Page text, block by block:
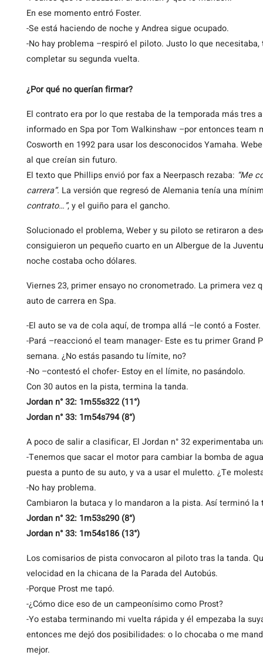
En ese momento entró Foster.
-Se está haciendo de noche y Andrea sigue ocupado.
-No hay problema –respiró el piloto. Justo lo que
completar su segunda vuelta.
¿Por qué no querían firmar?
El contrato era por lo que restaba de la temporada más tres
informado en Spa por Tom Walkinshaw –por entonces
Cosworth en 1992 para usar los desconocidos Yamaha.
al que creían sin futuro.
El texto que Phillips envió por fax a Neerpasch rezaba: “Me
carrera”. La versión que regresó de Alemania tenía una
contrato…”, y el guiño para el gancho.
Solucionado el problema, Weber y su piloto se retiraron a
consiguieron un pequeño cuarto en un Albergue de la
noche costaba ocho dólares.
Viernes 23, primer ensayo no cronometrado. La primera vez
auto de carrera en Spa.
-El auto se va de cola aquí, de trompa allá –le contó a Foster.
-Pará –reaccionó el team manager- Este es tu primer Grand
semana. ¿No estás pasando tu límite, no?
-No –contestó el chofer- Estoy en el límite, no pasándolo.
Con 30 autos en la pista, termina la tanda.
Jordan n° 32: 1m55s322 (11°)
Jordan n° 33: 1m54s794 (8°)
A poco de salir a clasificar, El Jordan n° 32 experimentaba
-Tenemos que sacar el motor para cambiar la bomba de
puesta a punto de su auto, y va a usar el muletto. ¿Te
-No hay problema.
Cambiaron la butaca y lo mandaron a la pista. Así terminó
Jordan n° 32: 1m53s290 (8°)
Jordan n° 33: 1m54s186 (13°)
Los comisarios de pista convocaron al piloto tras la tanda.
velocidad en la chicana de la Parada del Autobús.
-Porque Prost me tapó.
-¿Cómo dice eso de un campeonísimo como Prost?
-Yo estaba terminando mi vuelta rápida y él empezaba la
entonces me dejó dos posibilidades: o lo chocaba o me
mejor.